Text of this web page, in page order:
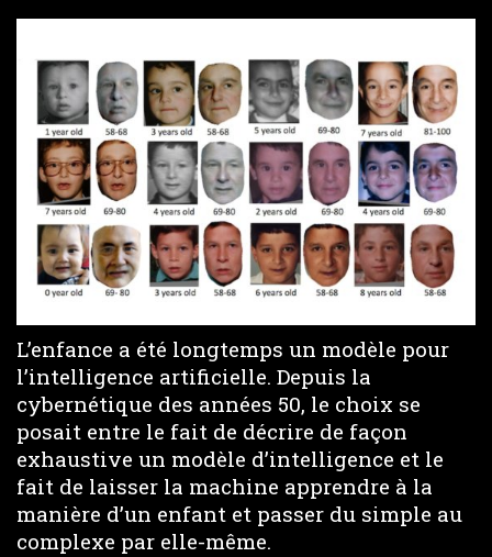
L’enfance a été longtemps un modèle pour
l’intelligence artificielle. Depuis la
cybernétique des années 50, le choix se
posait entre le fait de décrire de façon
exhaustive un modèle d’intelligence et le
fait de laisser la machine apprendre à la
manière d’un enfant et passer du simple au
complexe par elle-même.